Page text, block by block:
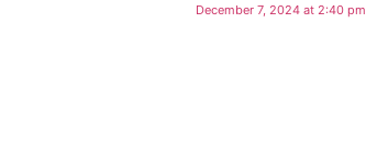
December 7, 2024 at 2:40 pm